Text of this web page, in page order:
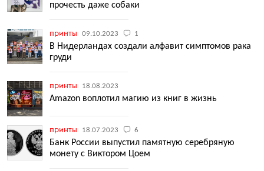
прочесть даже собаки
принты 09.10.2023 1
В Нидерландах создали алфавит симптомов рака
груди
принты 18.08.2023
Amazon воплотил магию из книг в жизнь
принты 18.07.2023 6
Банк России выпустил памятную серебряную
монету с Виктором Цоем